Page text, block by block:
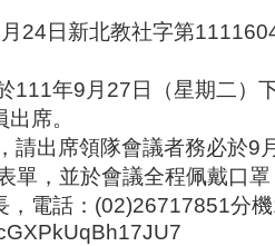
24日新北教社字第
111年9月27日（星期二）
席。
請出席領隊會議者務必於9
單，並於會議全程佩戴口
，電話：(02)26717851分